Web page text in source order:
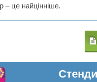
– це найцінніше.